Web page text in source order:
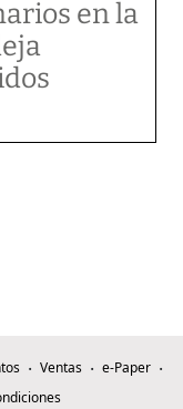
en la
Ventas
e-Paper